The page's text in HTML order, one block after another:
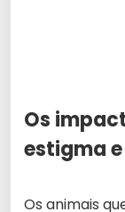
Os
estigma
Os animais